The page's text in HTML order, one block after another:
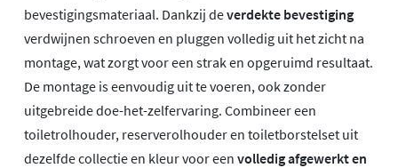
bevestigingsmateriaal. Dankzij deverdekte bevestiging
verdwijnen schroeven en pluggen volledig uit het zicht na
montage, wat zorgt voor een strak en opgeruimd resultaat.
De montage is eenvoudig uit te voeren, ook zonder
uitgebreide doe-het-zelfervaring. Combineer een
toiletrolhouder, reserverolhouder en toiletborstelset uit
dezelfde collectie en kleur voor een volledig afgewerkt en